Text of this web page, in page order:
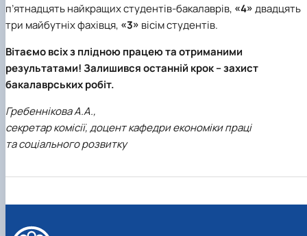
п’ятнадцять найкращих студентів-бакалаврів, «4»двадцять
три майбутніх фахівця, «3» вісім студентів.
Вітаємо всіх з плідною працею та отриманими
результатами! Залишився останній крок – захист
бакалаврських робіт.
Гребеннікова А.А.,
секретар комісії, доцент кафедри економіки праці
та соціального розвитку